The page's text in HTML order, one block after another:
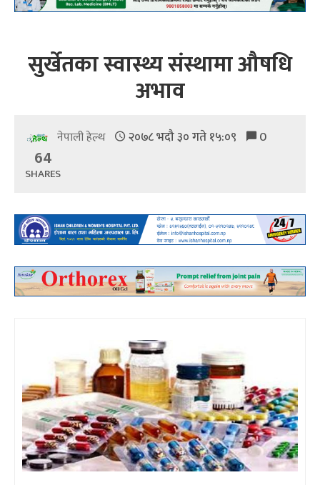
सुर्खेतका स्वास्थ्य संस्थामा औषधि
अभाव
नेपाली हेल्थ २०७८ भदौ ३० गते १५:०९ 0
64
SHARES